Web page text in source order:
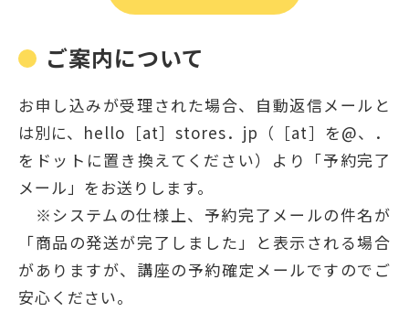
ご案内について
お申し込みが受理された場合、自動返信メールと
は別に、hello［at］stores．jp（［at］を@、．
をドットに置き換えてください）より「予約完了
メール」をお送りします。
※システムの仕様上、予約完了メールの件名が
「商品の発送が完了しました」と表示される場合
がありますが、講座の予約確定メールですのでご
安心ください。